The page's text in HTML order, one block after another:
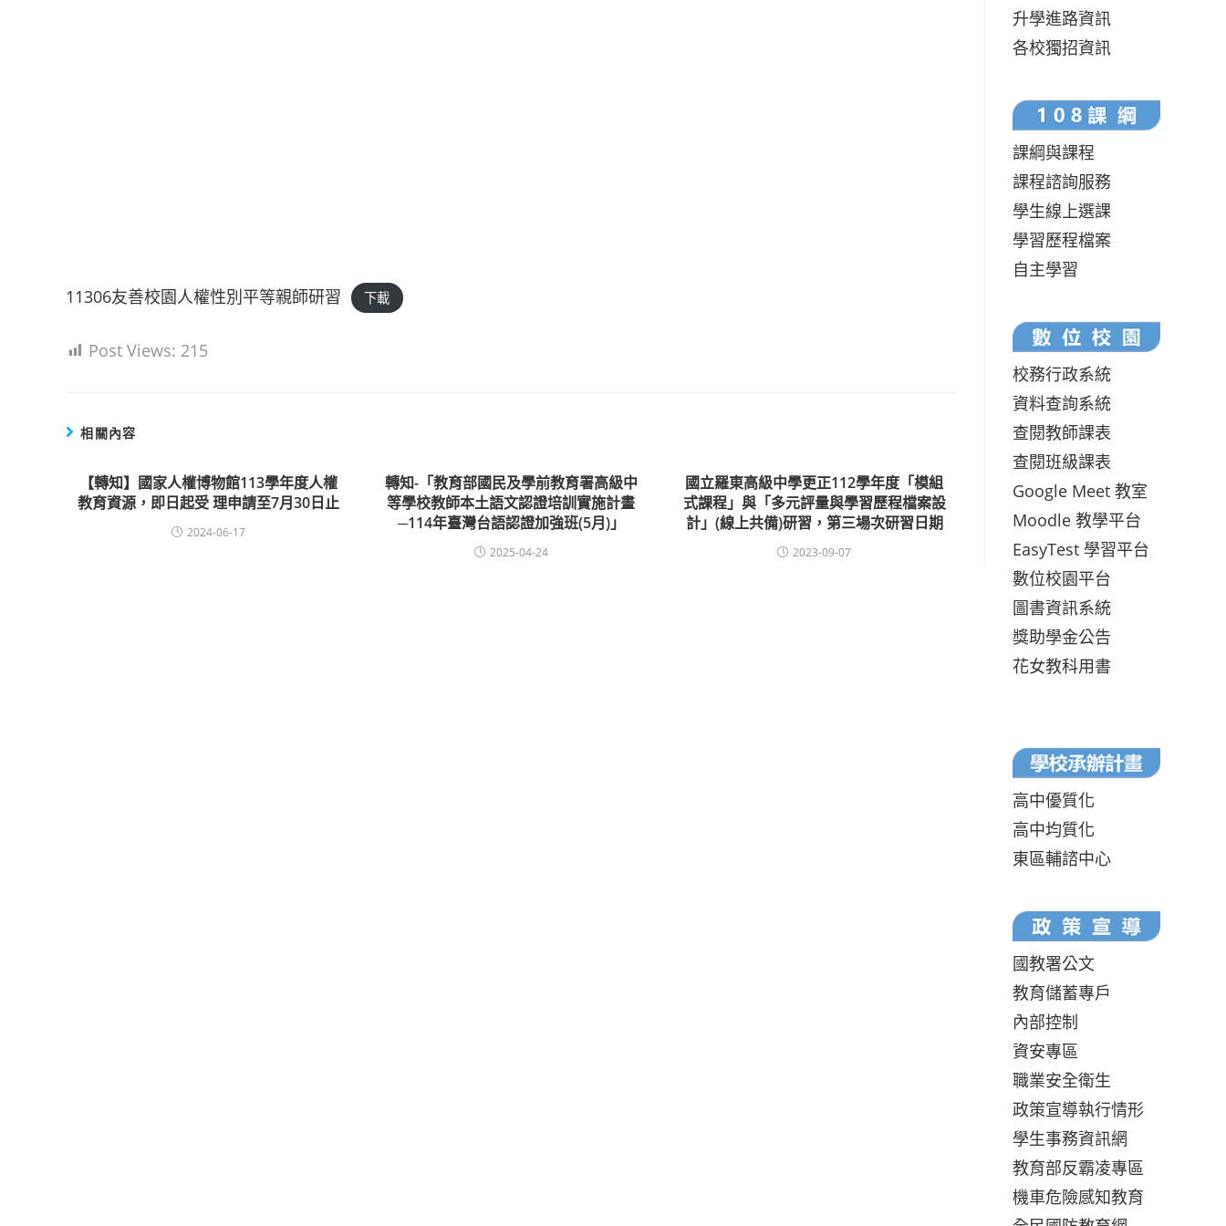
11306友善校園人權性別平等親師研習 下載
Post Views: 215
相關內容
【轉知】國家人權博物館113學年度人權
教育資源，即日起受 理申請至7月30日止
2024-06-17
轉知-「教育部國民及學前教育署高級中
等學校教師本土語文認證培訓實施計畫
─114年臺灣台語認證加強班(5月)」
2025-04-24
國立羅東高級中學更正112學年度「模組
式課程」與「多元評量與學習歷程檔案設
計」(線上共備)研習，第三場次研習日期
2023-09-07
升學進路資訊
各校獨招資訊
課綱與課程
課程諮詢服務
學生線上選課
學習歷程檔案
自主學習
校務行政系統
資料查詢系統
查閱教師課表
查閱班級課表
Google Meet 教室
Moodle 教學平台
EasyTest 學習平台
數位校園平台
圖書資訊系統
獎助學金公告
花女教科用書
高中優質化
高中均質化
東區輔諮中心
國教署公文
教育儲蓄專戶
內部控制
資安專區
職業安全衛生
政策宣導執行情形
學生事務資訊網
教育部反霸凌專區
機車危險感知教育